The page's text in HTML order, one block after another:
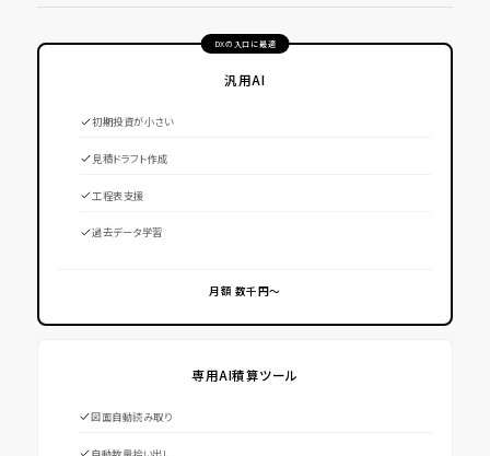
DXの入口に最適
汎用AI
初期投資が小さい
見積ドラフト作成
工程表支援
過去データ学習
月額 数千円〜
専用AI積算ツール
図面自動読み取り